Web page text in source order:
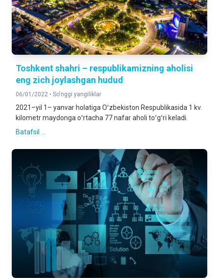
Toshkent shahri – respublikamizning aholisi
eng zich joylashgan hudud
06/01/2022 • So'nggi yangiliklar
2021–yil 1– yanvar holatiga Oʻzbekiston Respublikasida 1 kv.
kilometr maydonga oʻrtacha 77 nafar aholi toʻgʻri keladi.
Batafsil ...